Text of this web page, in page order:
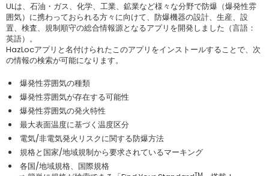
ULは、石油・ガス、化学、工業、鉱業など様々な分野で防爆（爆発性雰
囲気）に携わっておられる方々に向けて、防爆機器の設計、生産、設
置、検査、規制順守の総合情報源となるアプリを開発しました（言語：
英語）。
HazLocアプリと名付けられたこのアプリをインストールすることで、次
の情報の検索が可能になります。
爆発性雰囲気の種類
爆発性雰囲気が存在する可能性
爆発性雰囲気の発火特性
最大表面温度に基づく温度区分
電気/非電気発火リスクに関する防爆方法
規格と国家/地域規制から要求されているマーキング
各国/地域規格、国際規格